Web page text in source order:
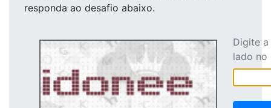
responda ao desafio abaixo.
Digite
lado no